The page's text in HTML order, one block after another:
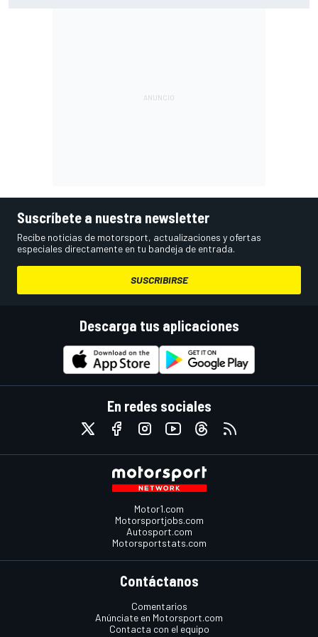
Suscríbete a nuestra newsletter
Recibe noticias de motorsport, actualizaciones y ofertas
especiales directamente en tu bandeja de entrada.
SUSCRIBIRSE
Descarga tus aplicaciones
En redes sociales
Motor1.com
Motorsportjobs.com
Autosport.com
Motorsportstats.com
Contáctanos
Comentarios
Anúnciate en Motorsport.com
Contacta con el equipo